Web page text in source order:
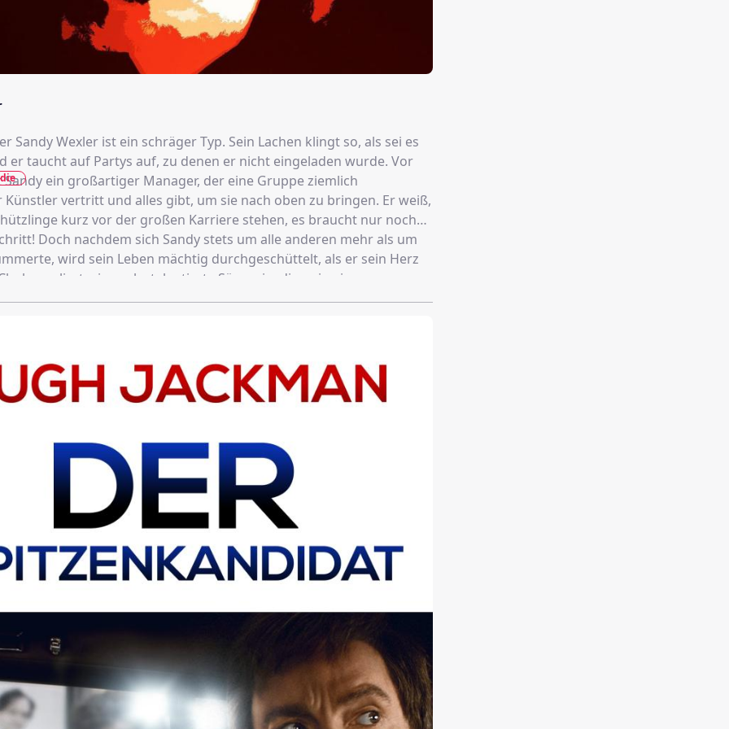
Sandy Wexler ist ein schräger Typ. Sein Lachen klingt so, als sei es
er taucht auf Partys auf, zu denen er nicht eingeladen wurde. Vor
ein großartiger Manager, der eine Gruppe ziemlich
Künstler vertritt und alles gibt, um sie nach oben zu bringen. Er weiß,
kurz vor der großen Karriere stehen, es braucht nur noch
Doch nachdem sich Sandy stets um alle anderen mehr als um
wird sein Leben mächtig durchgeschüttelt, als er sein Herz
verliert, eine sehr talentierte Sängerin, die er in einem
entdeckt hat. Übers Jahrzehnt hinweg entspinnt sich eine